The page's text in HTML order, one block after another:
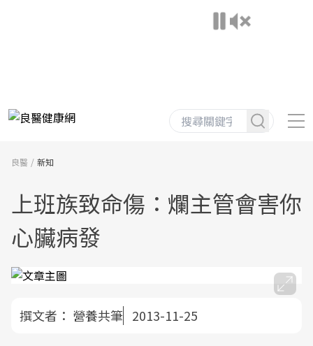
良醫 新知
上班族致命傷：爛主管會害你
心臟病發
撰文者： 營養共筆 2013-11-25